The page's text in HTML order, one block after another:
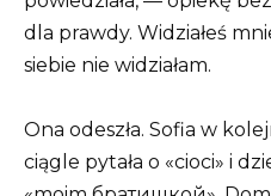
dla prawdy. Widziałeś
siebie nie widziałam.
Ona odeszła. Sofia w
ciągle pytała o «cioci» i